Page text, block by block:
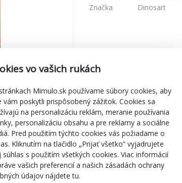
Značka
Dinosart
vo vašich rukách
Mimulo.sk používame súbory cookies, aby
vám poskytli prispôsobený zážitok. Cookies sa
na personalizáciu reklám, meranie používania
personalizáciu obsahu a pre reklamy a sociálne
Pred použitím týchto cookies vás požiadame o
Kliknutím na tlačidlo „Prijať všetko“ vyjadrujete
súhlas s použitím všetkých cookies. Viac informácií
vašich preferencií a našich zásadách ochrany
údajov nájdete tu.